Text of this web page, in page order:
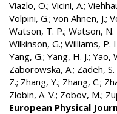
Viazlo, O.; Vicini, A.;
Volpini, G.; von Ahnen, J.;
Watson, T. P.; Watson, N.
Wilkinson, G.; Williams, P.
Yang, G.; Yang, H. J.; Yao,
Zaborowska, A.; Zadeh, S.
Z.; Zhang, Y.; Zhang, C.;
Zlobin, A. V.; Zobov, M.;
European Physical